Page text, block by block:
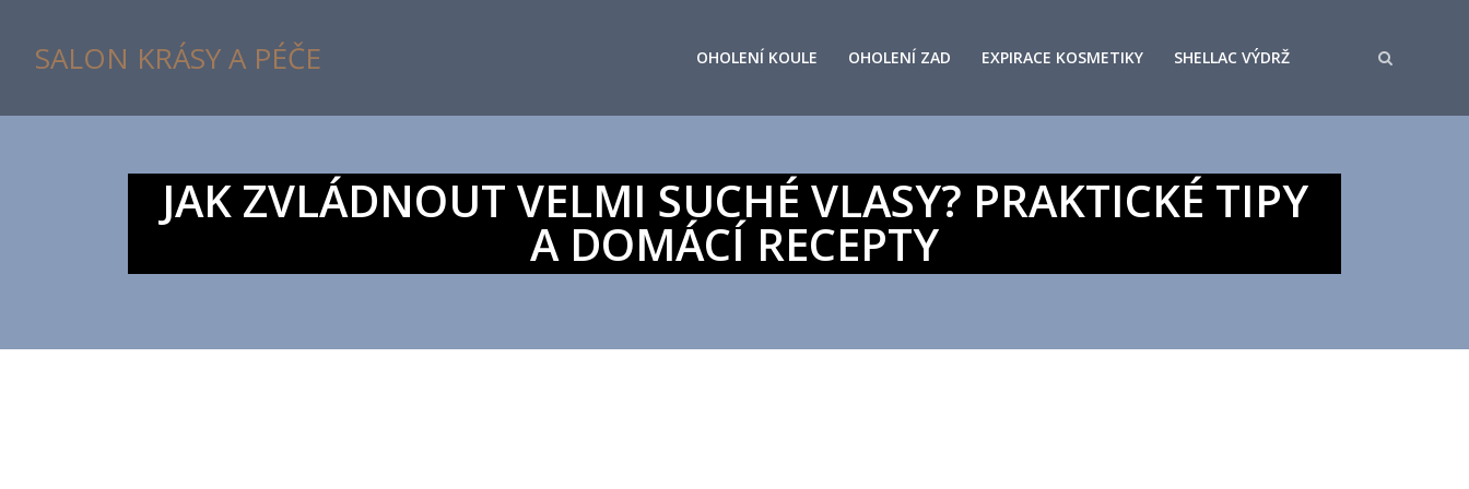
SALON KRÁSY A PÉČE OHOLENÍ KOULE OHOLENÍ ZAD EXPIRACE KOSMETIKY SHELLAC VÝDRŽ
JAK ZVLÁDNOUT VELMI SUCHÉ VLASY? PRAKTICKÉ TIPY
A DOMÁCÍ RECEPTY